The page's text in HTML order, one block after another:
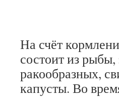
На счёт
состоит из
ракообразных,
капусты. Во